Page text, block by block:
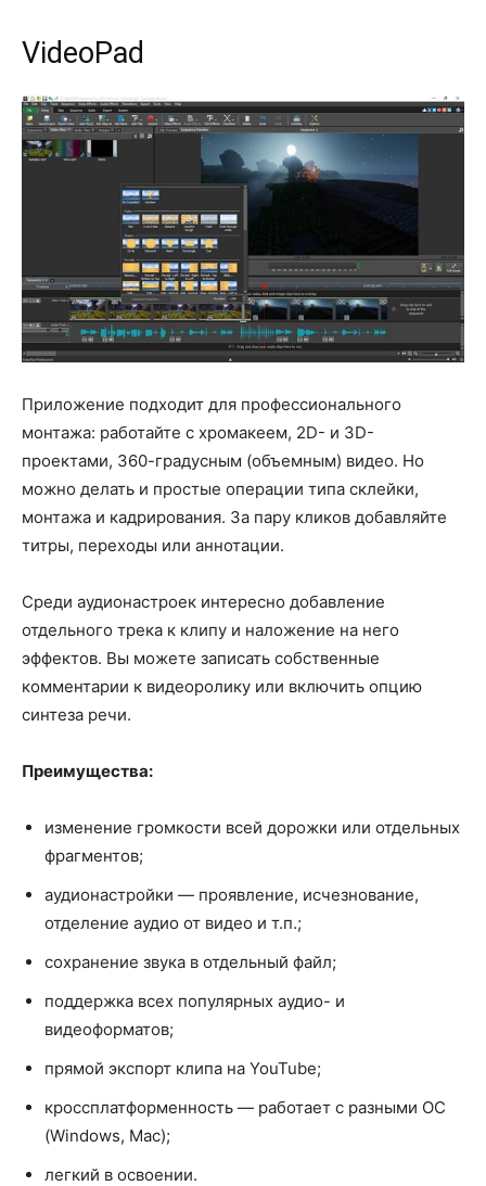
VideoPad
Приложение подходит для профессионального
монтажа: работайте с хромакеем, 2D- и 3D-
проектами, 360-градусным (объемным) видео. Но
можно делать и простые операции типа склейки,
монтажа и кадрирования. За пару кликов добавляйте
титры, переходы или аннотации.
Среди аудионастроек интересно добавление
отдельного трека к клипу и наложение на него
эффектов. Вы можете записать собственные
комментарии к видеоролику или включить опцию
синтеза речи.
Преимущества:
изменение громкости всей дорожки или отдельных
фрагментов;
аудионастройки — проявление, исчезнование,
отделение аудио от видео и т.п.;
сохранение звука в отдельный файл;
поддержка всех популярных аудио- и
видеоформатов;
прямой экспорт клипа на YouTube;
кроссплатформенность — работает с разными ОС
(Windows, Mac);
легкий в освоении.